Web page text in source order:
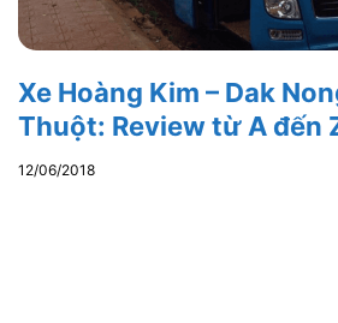
Xe Hoàng Kim – Dak
Thuột: Review từ A đến
12/06/2018